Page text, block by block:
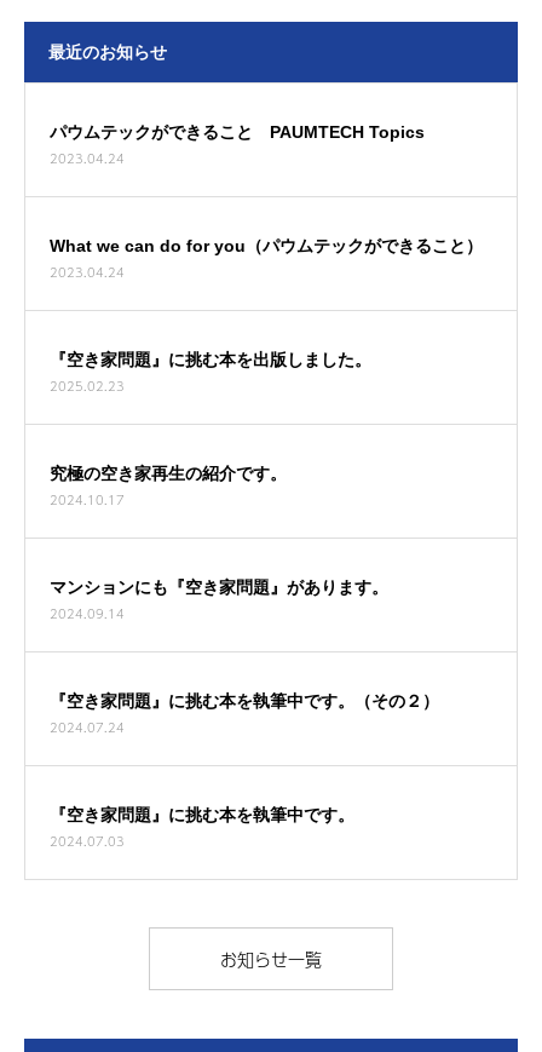
最近のお知らせ
パウムテックができること PAUMTECH Topics
2023.04.24
What we can do for you（パウムテックができること）
2023.04.24
『空き家問題』に挑む本を出版しました。
2025.02.23
究極の空き家再生の紹介です。
2024.10.17
マンションにも『空き家問題』があります。
2024.09.14
『空き家問題』に挑む本を執筆中です。（その２）
2024.07.24
『空き家問題』に挑む本を執筆中です。
2024.07.03
お知らせ一覧